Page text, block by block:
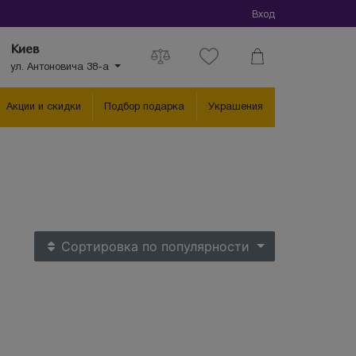
Вход
Киев
ул. Антоновича 38-а
Акции и скидки Подбор подарка Украшения
Сортировка по популярности